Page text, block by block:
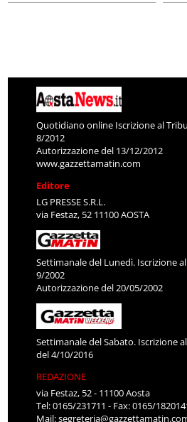
Quotidiano online Iscrizione al
8/2012
Autorizzazione del 13/12/2012
www.gazzettamatin.com
Editore
LG PRESSE S.R.L.
via Festaz, 52 11100 AOSTA
Settimanale del Lunedì. Iscrizione
9/2002
Autorizzazione del 20/05/2002
Settimanale del Sabato. Iscrizione
del 4/10/2016
REDAZIONE
via Festaz, 52 - 11100 Aosta
Tel: 0165/231711 - Fax: 0165/
Mail: